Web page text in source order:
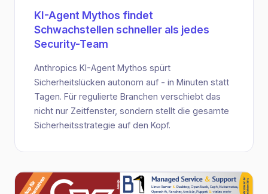
KI-Agent Mythos findet
Schwachstellen schneller als jedes
Security-Team
Anthropics KI-Agent Mythos spürt
Sicherheitslücken autonom auf - in Minuten statt
Tagen. Für regulierte Branchen verschiebt das
nicht nur Zeitfenster, sondern stellt die gesamte
Sicherheitsstrategie auf den Kopf.